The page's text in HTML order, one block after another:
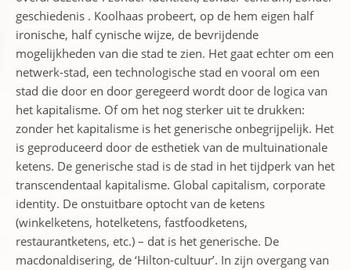
geschiedenis . Koolhaas probeert, op de hem eigen half
ironische, half cynische wijze, de bevrijdende
mogelijkheden van die stad te zien. Het gaat echter om een
netwerk-stad, een technologische stad en vooral om een
stad die door en door geregeerd wordt door de logica van
het kapitalisme. Of om het nog sterker uit te drukken:
zonder het kapitalisme is het generische onbegrijpelijk. Het
is geproduceerd door de esthetiek van de multuinationale
ketens. De generische stad is de stad in het tijdperk van het
transcendentaal kapitalisme. Global capitalism, corporate
identity. De onstuitbare optocht van de ketens
(winkelketens, hotelketens, fastfoodketens,
restaurantketens, etc.) – dat is het generische. De
macdonaldisering, de ‘Hilton-cultuur’. In zijn overgang van